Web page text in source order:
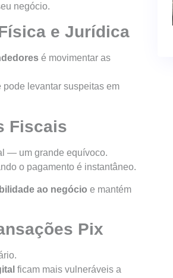
negócio.
e Jurídica
é movimentar as
levantar suspeitas em
Fiscais
— um grande equívoco.
o pagamento é instantâneo.
ao negócio e mantém
Pix
ficam mais vulneráveis a